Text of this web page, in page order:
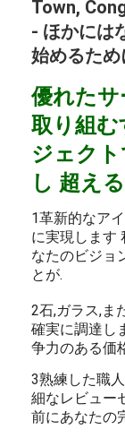
Town,
- ほかには
始めるた
優れた
取り組
ジェク
し 超え
1革新的なア
に実現します
なたのビジョ
とが.
2石,ガラス,ま
確実に調達し
争力のある価
3熟練した職
細なレビュー
前にあなたの